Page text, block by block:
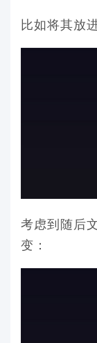
比如将其放
考虑到随后
变：